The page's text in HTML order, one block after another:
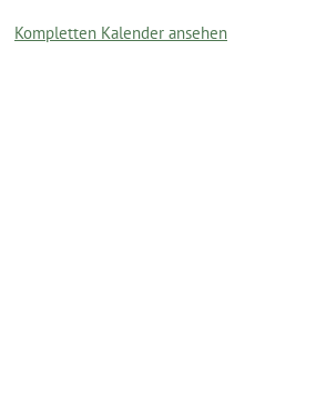
Kompletten Kalender ansehen